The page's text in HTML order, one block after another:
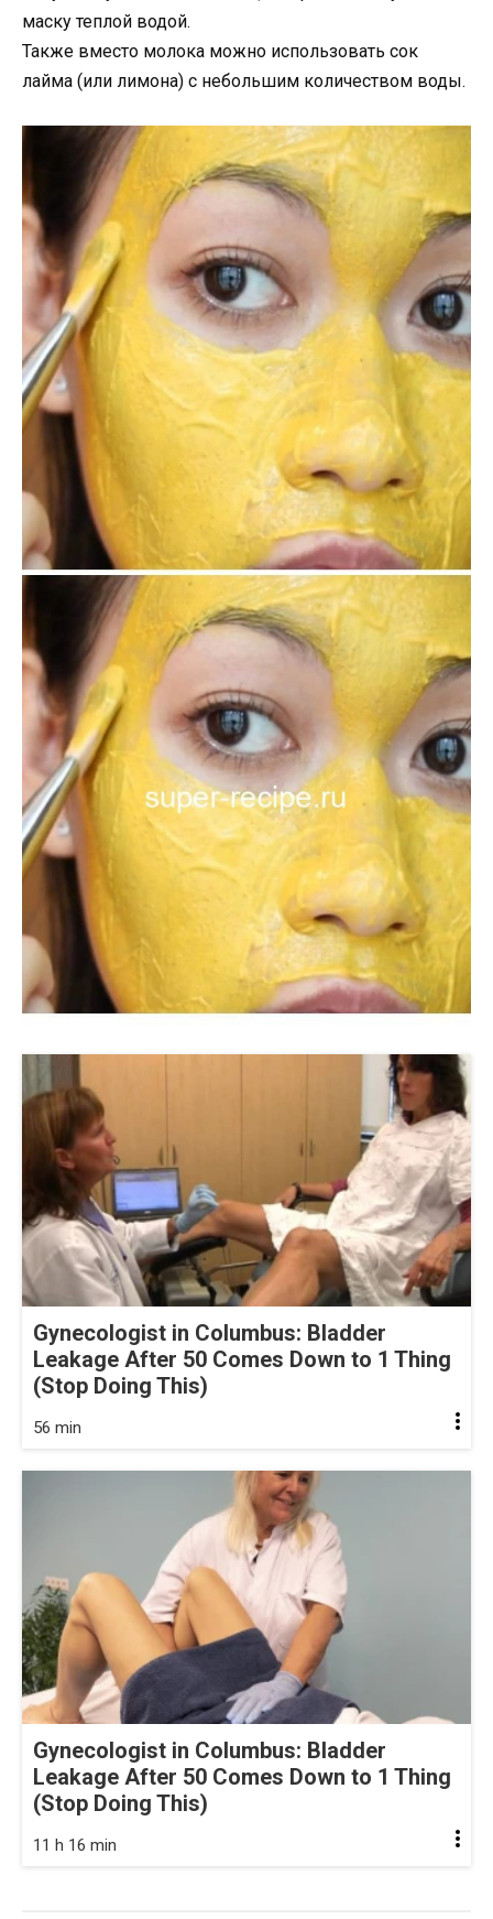
маску теплой водой.
Также вместо молока можно использовать сок
лайма (или лимона) с небольшим количеством воды.
Gynecologist in Columbus: Bladder
Leakage After 50 Comes Down to 1 Thing
(Stop Doing This)
56 min
Gynecologist in Columbus: Bladder
Leakage After 50 Comes Down to 1 Thing
(Stop Doing This)
11 h 16 min